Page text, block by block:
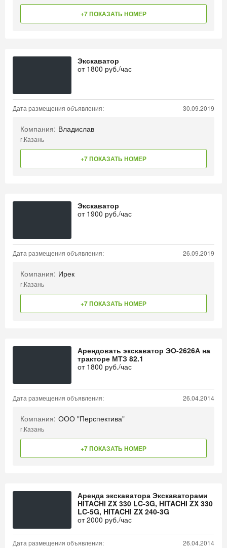
+7 ПОКАЗАТЬ НОМЕР
Экскаватор
от 1800 руб./час
Дата размещения объявления: 30.09.2019
Компания: Владислав
г.Казань
+7 ПОКАЗАТЬ НОМЕР
Экскаватор
от 1900 руб./час
Дата размещения объявления: 26.09.2019
Компания: Ирек
г.Казань
+7 ПОКАЗАТЬ НОМЕР
Арендовать экскаватор ЭО-2626А на
тракторе МТЗ 82.1
от 1800 руб./час
Дата размещения объявления: 26.04.2014
Компания: ООО "Перспектива"
г.Казань
+7 ПОКАЗАТЬ НОМЕР
Аренда экскаватора Экскаваторами
HITACHI ZX 330 LC-3G, HITACHI ZX 330
LC-5G, HITACHI ZX 240-3G
от2000 руб./час
Дата размещения объявления: 26.04.2014